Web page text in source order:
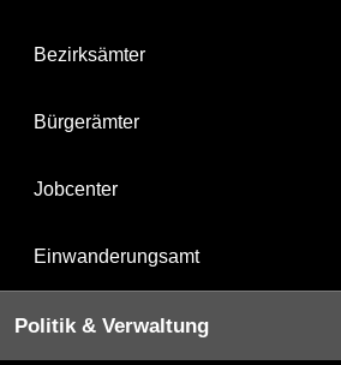
Bezirksämter
Bürgerämter
Jobcenter
Einwanderungsamt
Politik & Verwaltung